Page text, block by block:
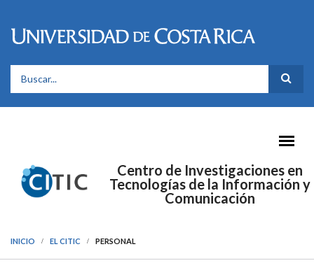
FORMULARIO DE BÚSQUEDA
Centro de Investigaciones en
Tecnologías de la Información y
Comunicación
INICIO EL CITIC PERSONAL